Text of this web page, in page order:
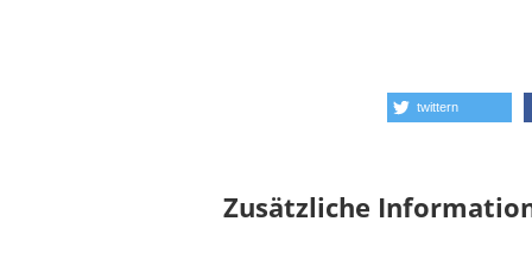
twittern
Zusätzliche